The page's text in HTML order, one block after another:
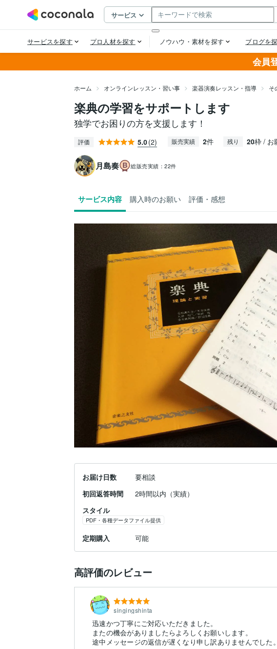
会員
ホーム オンラインレッスン・習い事 楽器演奏レッスン・指導 そ
楽典の学習をサポートします
独学でお困りの方を支援します！
評価 5.0(2) 販売実績 2件 残り 20枠 / お
月島奏 総販売実績：22件
サービス内容 購入時のお願い 評価・感想
お届け日数
要相談
初回返答時間
2時間以内（実績）
スタイル
PDF・各種データファイル提供
定期購入 可能
高評価のレビュー
singingshinta
迅速かつ丁寧にご対応いただきました。
またの機会がありましたらよろしくお願いします。
途中メッセージの返信が遅くなり申し訳ありませんでした。